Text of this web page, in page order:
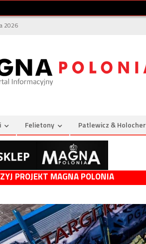
2026
Felietony Patlewicz & Holocher
PROJEKT MAGNA POLONIA